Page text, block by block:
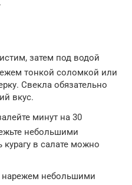
затем под водой
тонкой соломкой или
Свекла обязательно
вкус.
минут на 30
небольшими
в салате можно
нарежем небольшими